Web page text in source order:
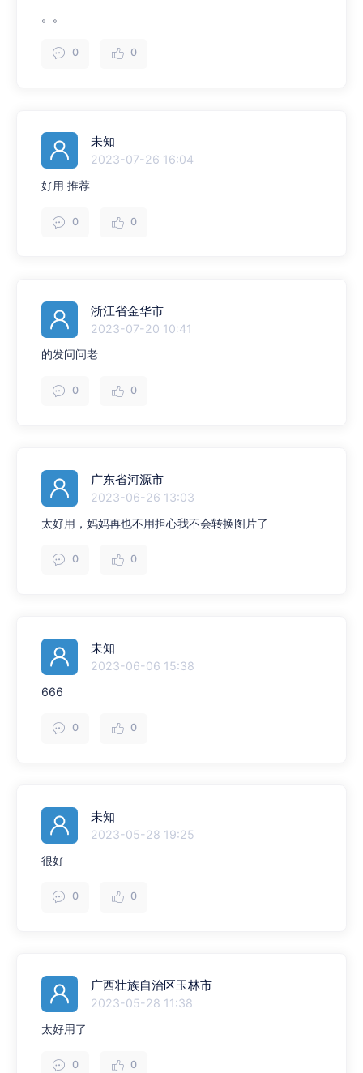
。。
0 0
未知
2023-07-26 16:04
好用 推荐
0 0
浙江省金华市
2023-07-20 10:41
的发问问老
0 0
广东省河源市
2023-06-26 13:03
太好用，妈妈再也不用担心我不会转换图片了
0 0
未知
2023-06-06 15:38
666
0 0
未知
2023-05-28 19:25
很好
0 0
广西壮族自治区玉林市
2023-05-28 11:38
太好用了
0 0